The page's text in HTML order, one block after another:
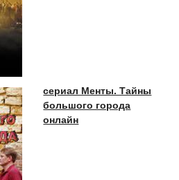
сериал Менты. Тайны
большого города
онлайн